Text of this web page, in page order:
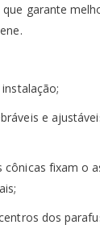
que garante
e
cônicas fixam o
dos